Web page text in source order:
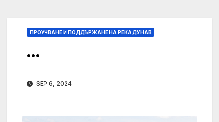
ПРОУЧВАНЕ И ПОДДЪРЖАНЕ НА РЕКА ДУНАВ
…
SEP 6, 2024